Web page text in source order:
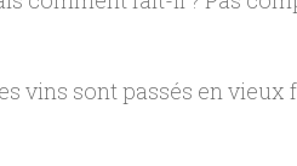
vins sont passés en vieux